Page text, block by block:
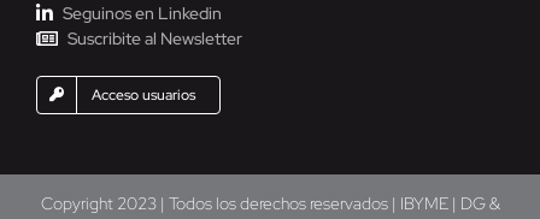
Seguinos en Linkedin
Suscribite al Newsletter
Acceso usuarios
Copyright 2023 | Todos los derechos reservados | IBYME | DG &